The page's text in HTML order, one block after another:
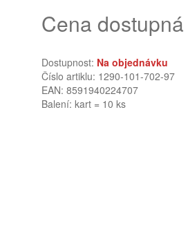
Cena
Dostupnost: Na objednávku
Číslo artiklu: 1290-101-702-97
EAN: 8591940224707
Balení: kart = 10 ks